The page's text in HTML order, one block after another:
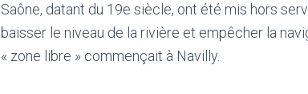
Saône, datant du 19e siècle, ont été mis hors
baisser le niveau de la rivière et empêcher la
« zone libre » commençait à Navilly.